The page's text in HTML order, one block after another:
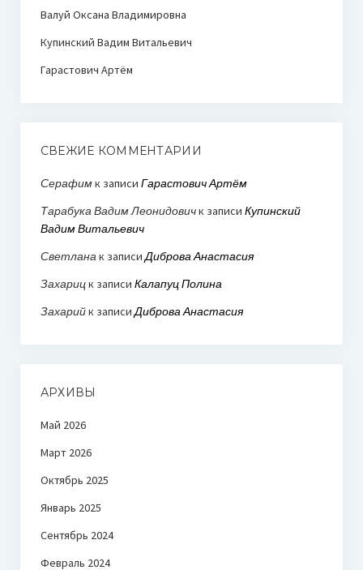
Валуй Оксана Владимировна
Купинский Вадим Витальевич
Гарастович Артём
СВЕЖИЕ КОММЕНТАРИИ
Серафимк записи Гарастович Артём
Тарабука Вадим Леонидовичк записи Купинский
Вадим Витальевич
Светланак записиДиброва Анастасия
Захарицк записи Калапуц Полина
Захарийк записиДиброва Анастасия
АРХИВЫ
Май 2026
Март 2026
Октябрь 2025
Январь 2025
Сентябрь 2024
Февраль 2024